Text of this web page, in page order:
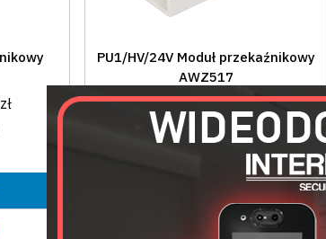
PU1/HV/24V Moduł przekaźnikowy
AWZ517
Cena brutto: 46,74 zł
Cena netto: 38,00 zł
DO KOSZYKA
porównaj